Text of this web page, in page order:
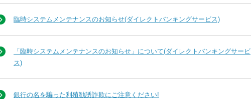
臨時システムメンテナンスのお知らせ(ダイレクトバンキングサービス)
「臨時システムメンテナンスのお知らせ」について(ダイレクトバンキングサービ
ス)
銀行の名を騙った利殖勧誘詐欺にご注意ください!